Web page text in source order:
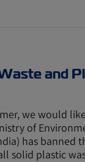
and
we would
of
has banned
solid plastic